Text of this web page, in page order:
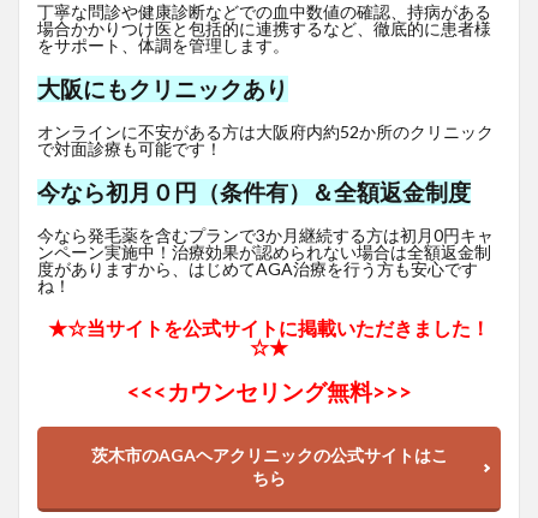
丁寧な問診や健康診断などでの血中数値の確認、持病がある
場合かかりつけ医と包括的に連携するなど、徹底的に患者様
をサポート、体調を管理します。
大阪にもクリニックあり
オンラインに不安がある方は大阪府内約52か所のクリニック
で対面診療も可能です！
今なら初月０円（条件有）＆全額返金制度
今なら発毛薬を含むプランで3か月継続する方は初月0円キャ
ンペーン実施中！治療効果が認められない場合は全額返金制
度がありますから、はじめてAGA治療を行う方も安心です
ね！
★☆当サイトを公式サイトに掲載いただきました！
☆★
<<<カウンセリング無料>>>
茨木市のAGAヘアクリニックの公式サイトはこ
ちら